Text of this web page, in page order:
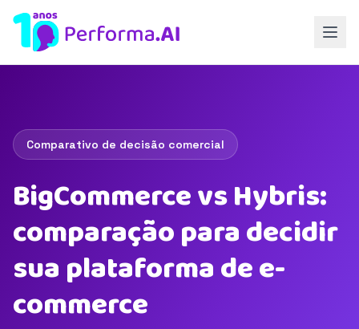
Comparativo de decisão comercial
BigCommerce vs Hybris:
comparação para decidir
sua plataforma de e-
commerce